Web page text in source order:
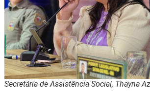
Secretária de Assistência Social, Thayna